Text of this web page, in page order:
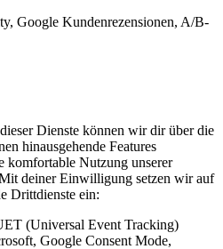
Google Kundenrezensionen, A/B-
Dienste können wir dir über die
hinausgehende Features
komfortable Nutzung unserer
deiner Einwilligung setzen wir auf
Drittdienste ein:
(Universal Event Tracking)
Google Consent Mode,